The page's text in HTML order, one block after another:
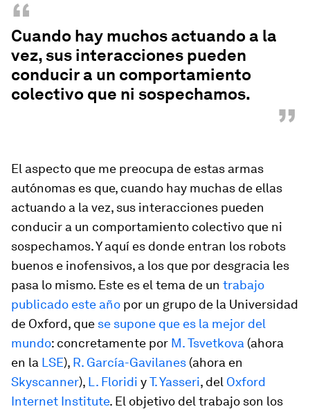
“
Cuando hay muchos actuando a la
vez, sus interacciones pueden
conducir a un comportamiento
colectivo que ni sospechamos.
”
El aspecto que me preocupa de estas armas
autónomas es que, cuando hay muchas de ellas
actuando a la vez, sus interacciones pueden
conducir a un comportamiento colectivo que ni
sospechamos. Y aquí es donde entran los robots
buenos e inofensivos, a los que por desgracia les
pasa lo mismo. Este es el tema de un trabajo
publicado este año por un grupo de la Universidad
de Oxford, que se supone que es la mejor del
mundo: concretamente por M. Tsvetkova (ahora
en la LSE), R. García-Gavilanes (ahora en
Skyscanner), L. Floridi yT. Yasseri, del Oxford
Internet Institute. El objetivo del trabajo son los